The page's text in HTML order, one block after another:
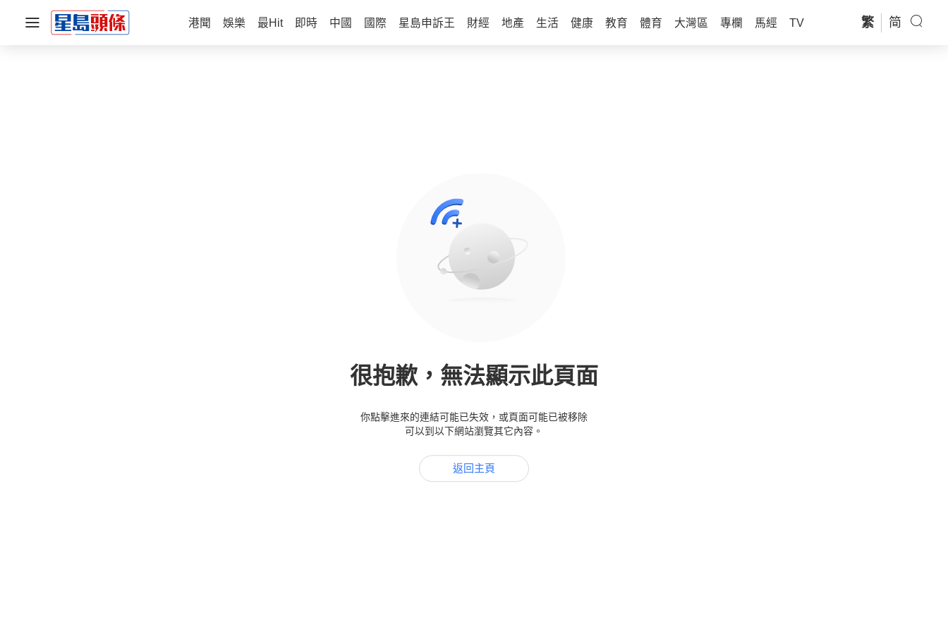
港聞 娛樂 最Hit 即時 中國 國際 星島申訴王 財經 地產 生活 健康 教育 體育 大灣區 專欄 馬經 TV 繁 简
很抱歉，無法顯示此頁面
你點擊進來的連結可能已失效，或頁面可能已被移除
可以到以下網站瀏覽其它內容。
返回主頁